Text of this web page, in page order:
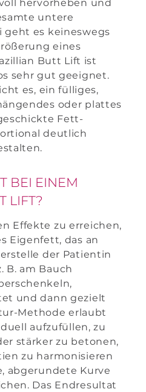
hervorheben und
untere
geht es keineswegs
eines
Butt Lift ist
sehr gut geeignet.
es, ein fülliges,
oder plattes
Fett-
deutlich
BEI EINEM
LIFT?
Effekte zu erreichen,
Eigenfett, das an
der Patientin
B. am Bauch
und dann gezielt
Methode erlaubt
aufzufüllen, zu
stärker zu betonen,
zu harmonisieren
abgerundete Kurve
Das Endresultat